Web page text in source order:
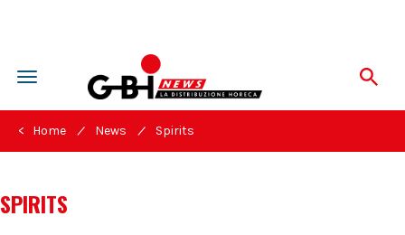
Toggle
navigation
< Home / News / Spirits
SPIRITS